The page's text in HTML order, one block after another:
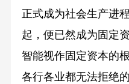
正式成为社会生产进
起，便已然成为固定
智能视作固定资本的
各行各业都无法拒绝